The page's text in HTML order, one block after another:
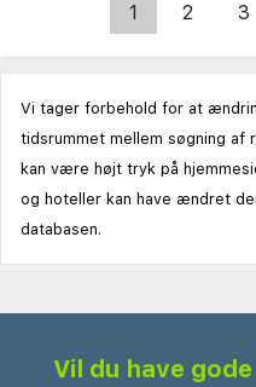
1 2 3
Vi tager forbehold for at
tidsrummet mellem søgning af
kan være højt tryk på
og hoteller kan have ændret
databasen.
Vil du have